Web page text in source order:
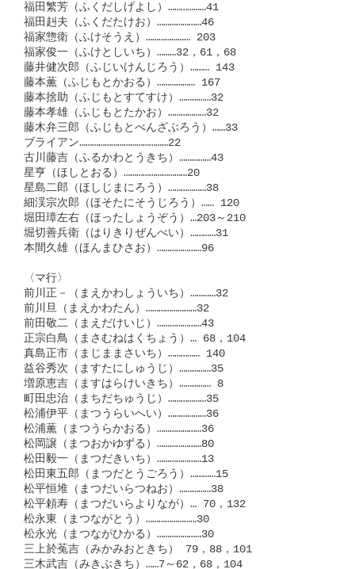
福田繁芳（ふくだしげよし）………………41
福田赳夫（ふくだたけお）…………………46
福家惣衛（ふけそうえ）………………… 203
福家俊一（ふけとしいち）………32，61，68
藤井健次郎（ふじいけんじろう）……… 143
藤本薫（ふじもとかおる）……………… 167
藤本捨助（ふじもとすてすけ）……………32
藤本孝雄（ふじもとたかお）………………32
藤木弁三郎（ふじもとべんざぶろう）……33
ブライアン……………………………………22
古川藤吉（ふるかわとうきち）……………43
星亨（ほしとおる）…………………………20
星島二郎（ほしじまにろう）………………38
細渓宗次郎（ほそたにそうじろう）…… 120
堀田璋左右（ほったしょうぞう）…203～210
堀切善兵衛（はりきりぜんべい）…………31
本間久雄（ほんまひさお）…………………96
〈マ行〉
前川正－（まえかわしょういち）…………32
前川旦（まえかわたん）……………………32
前田敬二（まえだけいじ）…………………43
正宗白鳥（まさむねはくちょう）… 68，104
真島正市（まじままさいち）…………… 140
益谷秀次（ますたにしゅうじ）……………35
増原恵吉（ますはらけいきち）…………… 8
町田忠治（まちだちゅうじ）………………35
松浦伊平（まつうらいへい）………………36
松浦薫（まつうらかおる）…………………36
松岡譲（まつおかゆずる）…………………80
松田毅一（まつだきいち）…………………13
松田東五郎（まつだとうごろう）…………15
松平恒堆（まつだいらつねお）……………38
松平頼寿（まつだいらよりなが）… 70，132
松永東（まつながとう）……………………30
松永光（まつながひかる）…………………30
三上於菟吉（みかみおときち） 79，88，101
三木武吉（みきぶきち）……7～62，68，104